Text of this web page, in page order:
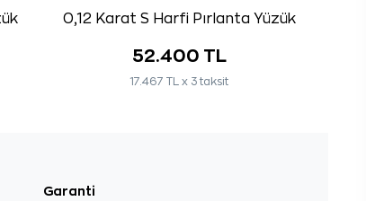
0,12 Karat S Harfi Pırlanta Yüzük
52.400 TL
17.467 TL x 3 taksit
Garanti